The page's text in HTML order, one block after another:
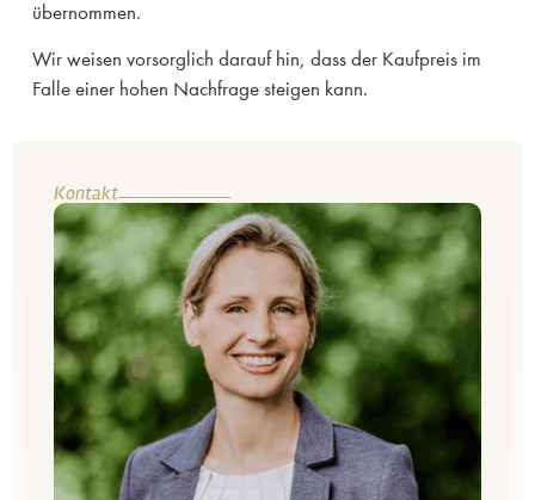
übernommen.
Wir weisen vorsorglich darauf hin, dass der Kaufpreis im
Falle einer hohen Nachfrage steigen kann.
Kontakt